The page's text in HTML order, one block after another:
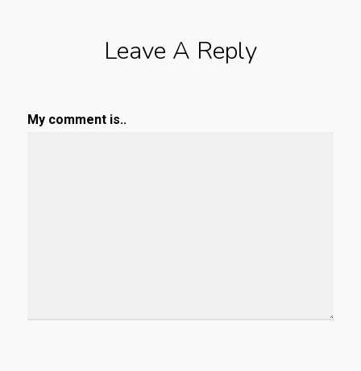
Leave A Reply
My comment is..